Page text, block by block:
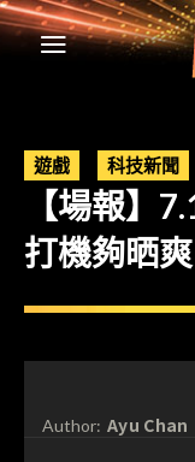
遊戲 科技新聞
【場報】
打機夠晒爽
Author: Ayu Chan